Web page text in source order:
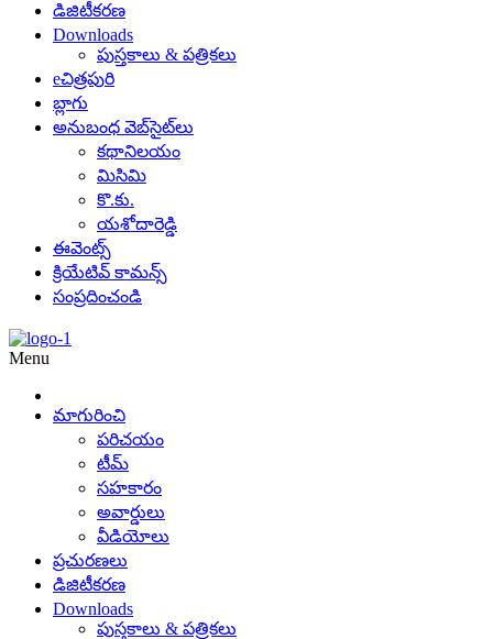
డిజిటీకరణ
Downloads
పుస్తకాలు & పత్రికలు
eచిత్రపురి
బ్లాగు
అనుబంధ వెబ్‌సైట్‌లు
కథానిలయం
మిసిమి
కొ.కు.
యశోదారెడ్డి
ఈవెంట్స్
క్రియేటివ్ కామన్స్
సంప్రదించండి
Menu
మాగురించి
పరిచయం
టీమ్
సహకారం
అవార్డులు
వీడియోలు
ప్రచురణలు
డిజిటీకరణ
Downloads
పుస్తకాలు & పత్రికలు